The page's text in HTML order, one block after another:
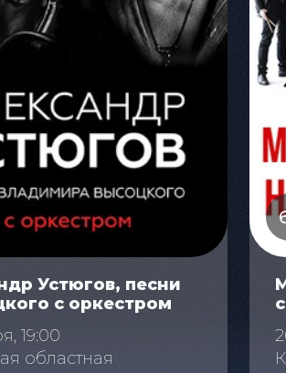
Устюгов, песни
с оркестром
19:00
областная